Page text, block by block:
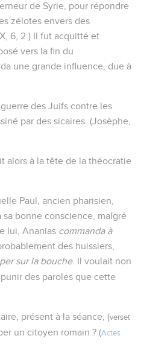
de Syrie, pour répondre
zélotes envers des
6, 2.) Il fut acquitté et
vers la fin du
une grande influence, due à
des Juifs contre les
par des sicaires. (Josèphe,
alors à la tête de la théocratie
Paul, ancien pharisien,
bonne conscience, malgré
lui, Ananias commanda à
des huissiers,
sur la bouche. Il voulait non
des paroles que cette
présent à la séance, (verset
un citoyen romain ? (Actes